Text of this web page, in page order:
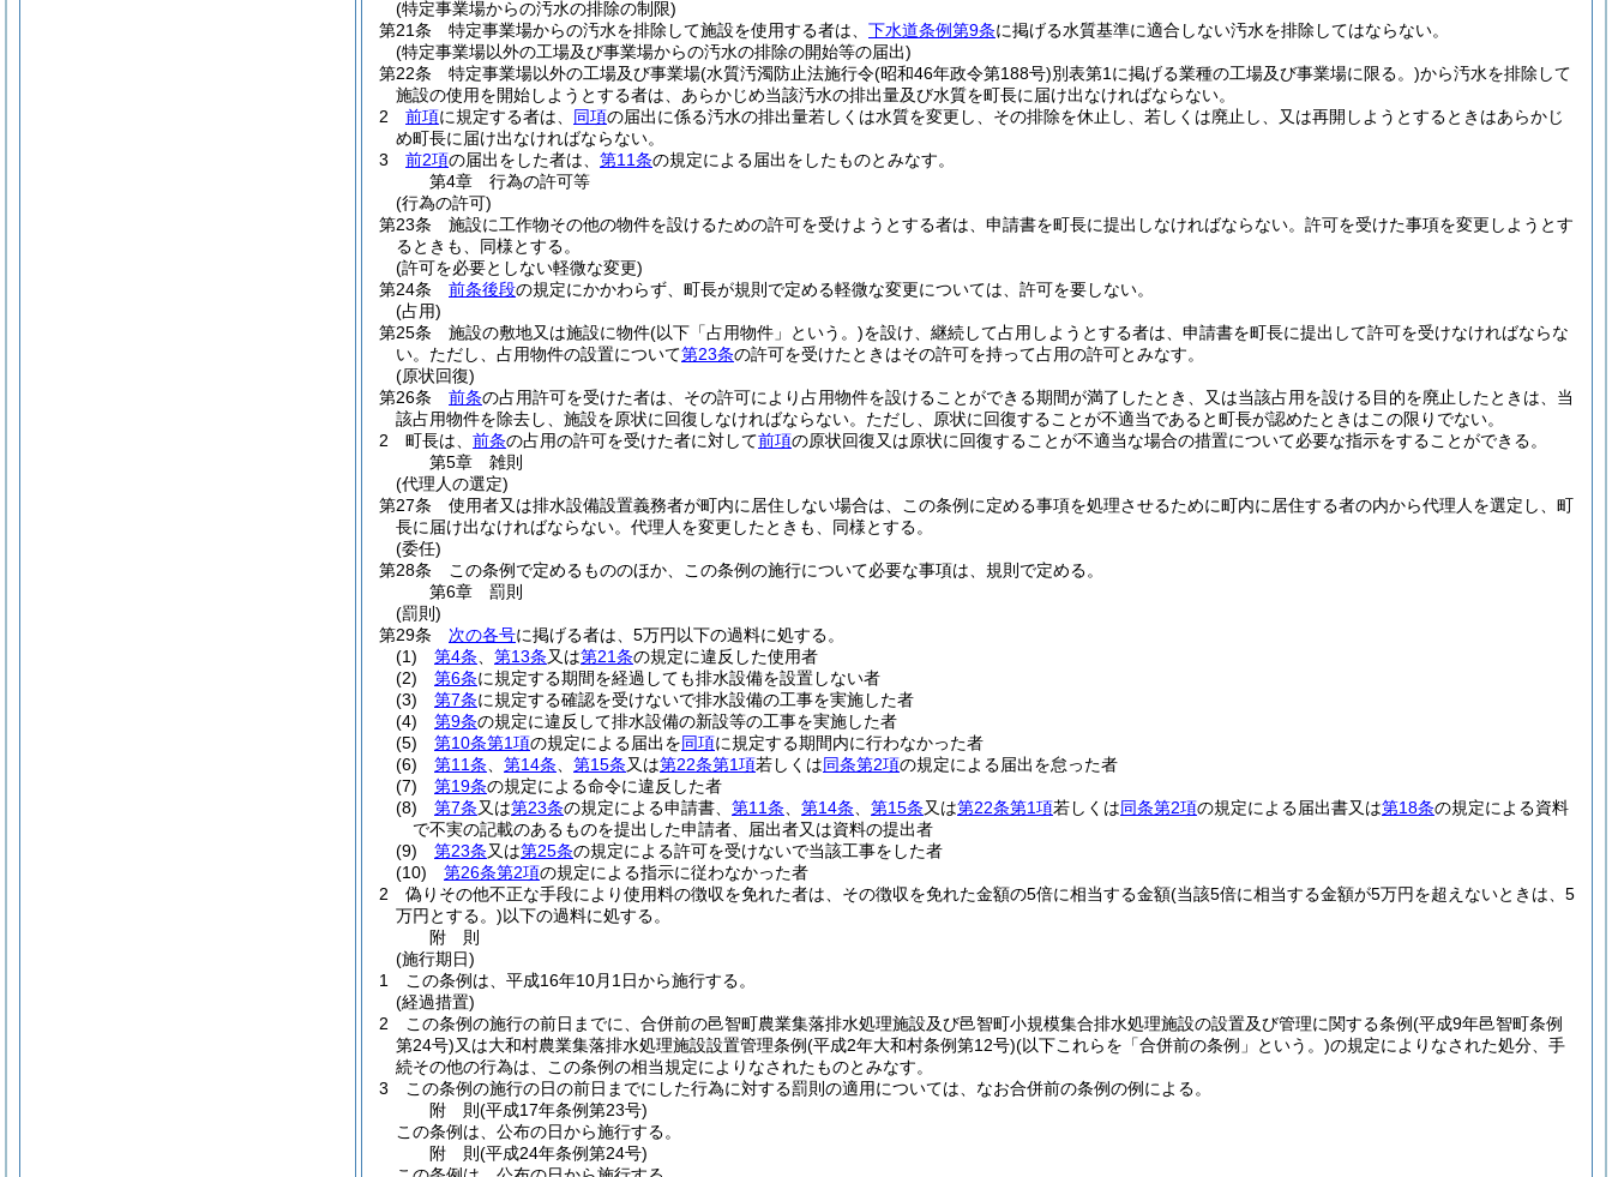
(特定事業場からの汚水の排除の制限)
第21条
特定事業場からの汚水を排除して施設を使用する者は、 下水道条例第9条に掲げる水質基準に適合しない汚水を排除してはならない。
(特定事業場以外の工場及び事業場からの汚水の排除の開始等の届出)
第22条
特定事業場以外の工場及び事業場(水質汚濁防止法施行令(昭和46年政令第188号)別表第1に掲げる業種の工場及び事業場に限る。)から汚水を排除して
施設の使用を開始しようとする者は、あらかじめ当該汚水の排出量及び水質を町長に届け出なければならない。
2
前項に規定する者は、 同項の届出に係る汚水の排出量若しくは水質を変更し、その排除を休止し、若しくは廃止し、又は再開しようとするときはあらかじ
め町長に届け出なければならない。
3
前2項の届出をした者は、 第11条の規定による届出をしたものとみなす。
第4章
行為の許可等
(行為の許可)
第23条
施設に工作物その他の物件を設けるための許可を受けようとする者は、申請書を町長に提出しなければならない。 許可を受けた事項を変更しようとす
るときも、同様とする。
(許可を必要としない軽微な変更)
第24条
前条後段の規定にかかわらず、町長が規則で定める軽微な変更については、許可を要しない。
(占用)
第25条
施設の敷地又は施設に物件(以下「占用物件」という。)を設け、継続して占用しようとする者は、申請書を町長に提出して許可を受けなければならな
い。 ただし、占用物件の設置について第23条の許可を受けたときはその許可を持って占用の許可とみなす。
(原状回復)
第26条
前条の占用許可を受けた者は、その許可により占用物件を設けることができる期間が満了したとき、又は当該占用を設ける目的を廃止したときは、当
該占用物件を除去し、施設を原状に回復しなければならない。 ただし、原状に回復することが不適当であると町長が認めたときはこの限りでない。
2
町長は、 前条の占用の許可を受けた者に対して前項の原状回復又は原状に回復することが不適当な場合の措置について必要な指示をすることができる。
第5章
雑則
(代理人の選定)
第27条
使用者又は排水設備設置義務者が町内に居住しない場合は、この条例に定める事項を処理させるために町内に居住する者の内から代理人を選定し、町
長に届け出なければならない。 代理人を変更したときも、同様とする。
(委任)
第28条
この条例で定めるもののほか、この条例の施行について必要な事項は、規則で定める。
第6章
罰則
(罰則)
第29条
次の各号に掲げる者は、5万円以下の過料に処する。
(1)
第4条 第13条又は第21条の規定に違反した使用者
(2)
第6条に規定する期間を経過しても排水設備を設置しない者
(3)
第7条に規定する確認を受けないで排水設備の工事を実施した者
(4)
第9条の規定に違反して排水設備の新設等の工事を実施した者
(5)
第10条第1項の規定による届出を同項に規定する期間内に行わなかった者
(6)
第11条 第14条 第15条又は第22条第1項若しくは同条第2項の規定による届出を怠った者
(7)
第19条の規定による命令に違反した者
(8)
第7条又は第23条の規定による申請書、 第11条 第14条 第15条又は第22条第1項若しくは同条第2項の規定による届出書又は第18条の規定による資料
で不実の記載のあるものを提出した申請者、届出者又は資料の提出者
(9)
第23条又は第25条の規定による許可を受けないで当該工事をした者
(10)
第26条第2項の規定による指示に従わなかった者
2
偽りその他不正な手段により使用料の徴収を免れた者は、その徴収を免れた金額の5倍に相当する金額(当該5倍に相当する金額が5万円を超えないときは、5
万円とする。)以下の過料に処する。
附 則
(施行期日)
1
この条例は、平成16年10月1日から施行する。
(経過措置)
2
この条例の施行の前日までに、合併前の邑智町農業集落排水処理施設及び邑智町小規模集合排水処理施設の設置及び管理に関する条例(平成9年邑智町条例
第24号)又は大和村農業集落排水処理施設設置管理条例(平成2年大和村条例第12号)(以下これらを「合併前の条例」という。)の規定によりなされた処分、手
続その他の行為は、この条例の相当規定によりなされたものとみなす。
3
この条例の施行の日の前日までにした行為に対する罰則の適用については、なお合併前の条例の例による。
附 則(平成17年条例第23号)
この条例は、公布の日から施行する。
附 則(平成24年条例第24号)